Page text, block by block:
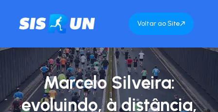
Voltar ao Site
Marcelo Silveira:
evoluindo, à distância,